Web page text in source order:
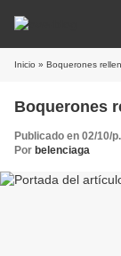
Inicio » Boquerones
Boquerones
Publicado en 02/10/
Por belenciaga